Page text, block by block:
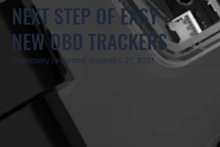
NEXT STEP OF EASY –
NEW OBD TRACKERS
Previously recorded onjaneiro 21, 2021